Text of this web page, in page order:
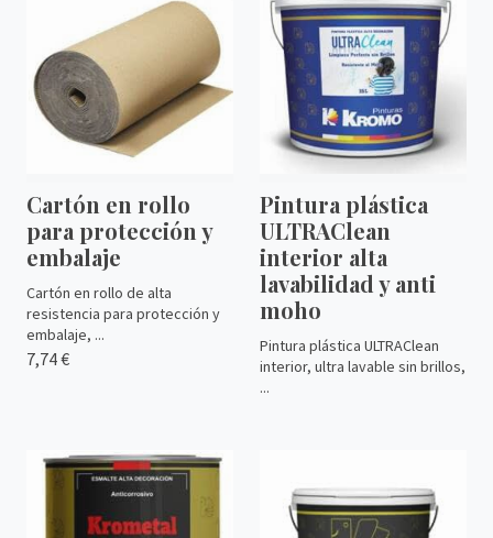
Cartón en rollo
para protección y
embalaje
Cartón en rollo de alta
resistencia para protección y
embalaje, ...
7,74 €
Pintura plástica
ULTRAClean
interior alta
lavabilidad y anti
moho
Pintura plástica ULTRAClean
interior, ultra lavable sin brillos,
...